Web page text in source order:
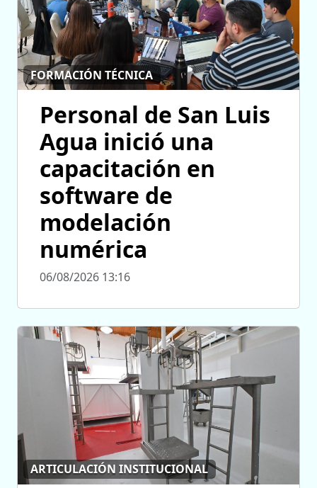
FORMACIÓN TÉCNICA
Personal de San Luis
Agua inició una
capacitación en
software de
modelación
numérica
06/08/2026 13:16
ARTICULACIÓN INSTITUCIONAL